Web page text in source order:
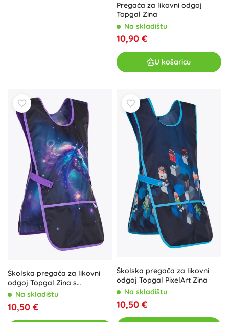
Pregača za likovni odgoj
Topgal Zina
Na skladištu
10,90 €
U košaricu
Školska pregača za likovni
odgoj Topgal Zina s
jednorogom
Na skladištu
10,50 €
Školska pregača za likovni
odgoj Topgal PixelArt Zina
Na skladištu
10,50 €